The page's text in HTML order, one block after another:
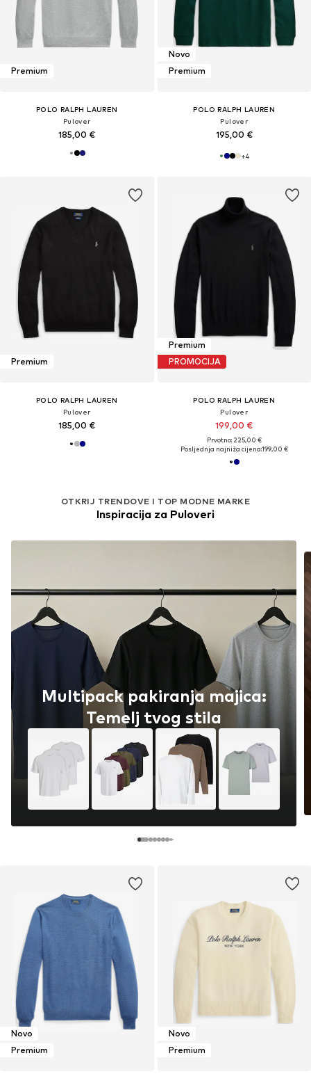
Premium
POLO RALPH LAUREN
Pulover
185,00 €
Novo
Premium
POLO RALPH LAUREN
Pulover
195,00 €
+4
Premium
POLO RALPH LAUREN
Pulover
185,00 €
OTKRIJ TRENDOVE I TOP MODNE MARKE
Inspiracija za Puloveri
Multipack pakiranja majica:
Temelj tvog stila
Premium
PROMOCIJA
POLO RALPH LAUREN
Pulover
199,00 €
Prvotno: 225,00 €
Posljednja najniža cijena:199,00 €
Novo
Premium
Novo
Premium